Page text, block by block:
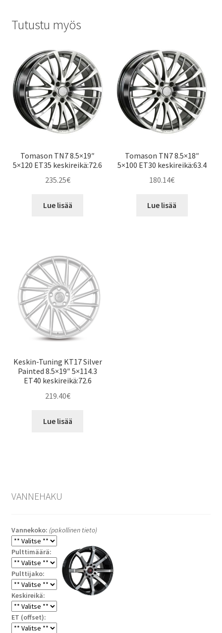
Tutustu myös
Tomason TN7 8.5×19″
5×120 ET35 keskireikä:72.6
235.25€
Lue lisää
Tomason TN7 8.5×18″
5×100 ET30 keskireikä:63.4
180.14€
Lue lisää
Keskin-Tuning KT17 Silver
Painted 8.5×19″ 5×114.3
ET40 keskireikä:72.6
219.40€
Lue lisää
VANNEHAKU
Vannekoko: (pakollinen tieto)
Pulttimäärä:
Pulttijako:
Keskireikä:
ET (offset):